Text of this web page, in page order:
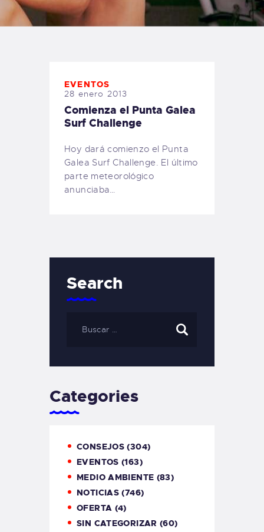
TIENDA FAMILY SURFERS
WEBCAM SALINAS
EVENTOS
28 enero 2013
Comienza el Punta Galea
Surf Challenge
Hoy dará comienzo el Punta
Galea Surf Challenge. El último
parte meteorológico
anunciaba…
Search
Categories
CONSEJOS (304)
EVENTOS (163)
MEDIO AMBIENTE (83)
NOTICIAS (746)
OFERTA (4)
SIN CATEGORIZAR (60)